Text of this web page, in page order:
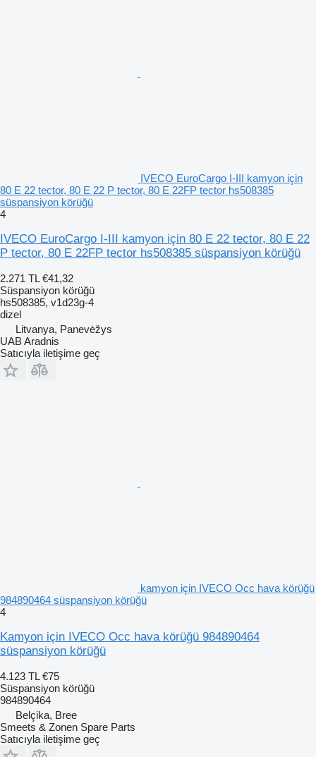
IVECO EuroCargo I-III kamyon için
80 E 22 tector, 80 E 22 P tector, 80 E 22FP tector hs508385
süspansiyon körüğü
4
IVECO EuroCargo I-III kamyon için 80 E 22 tector, 80 E 22
P tector, 80 E 22FP tector hs508385 süspansiyon körüğü
2.271 TL €41,32
Süspansiyon körüğü
hs508385, v1d23g-4
dizel
Litvanya, Panevėžys
UAB Aradnis
Satıcıyla iletişime geç
kamyon için IVECO Occ hava körüğü
984890464 süspansiyon körüğü
4
Kamyon için IVECO Occ hava körüğü 984890464
süspansiyon körüğü
4.123 TL €75
Süspansiyon körüğü
984890464
Belçika, Bree
Smeets & Zonen Spare Parts
Satıcıyla iletişime geç